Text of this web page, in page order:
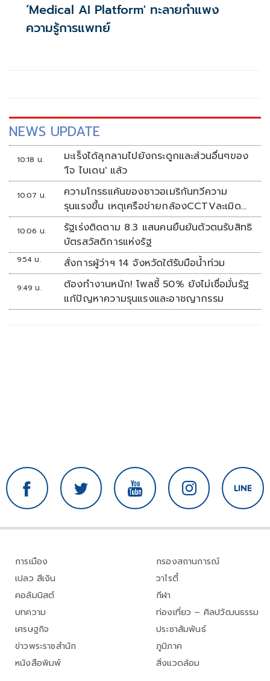
‘Medical AI Platform' ทะลายกำแพง
ความรู้การแพทย์
NEWS UPDATE
10:18 น.
มะเร็งได้ลุกลามไปยังกระดูกและส่วนอื่นๆของ
'โจ ไบเดน' แล้ว
10:07 น.
ความโกรธแค้นของชาวอเมริกันทวีความ
รุนแรงขึ้น เหตุเครือข่ายกล้องCCTVละเมิด
ความเป็นส่วนตัว
10:06 น.
รัฐเร่งติดตาม 8.3 แสนคนยืนยันตัวตนรับสิทธิ
บัตรสวัสดิการแห่งรัฐ
9:54 น. สั่งการผู้ว่าฯ 14 จังหวัดใต้รับมือน้ำท่วม
9:49 น.
ต้องทำงานหนัก! โพลชี้ 50% ยังไม่เชื่อมั่นรัฐ
แก้ปัญหาความรุนแรงและอาชญากรรม
การเมือง
เปลว สีเงิน
คอลัมนิสต์
บทความ
เศรษฐกิจ
ข่าวพระราชสำนัก
หนังสือพิมพ์
กรองสถานการณ์
วาไรตี้
กีฬา
ท่องเที่ยว – ศิลปวัฒนธรรม
ประชาสัมพันธ์
ภูมิภาค
สิ่งแวดล้อม